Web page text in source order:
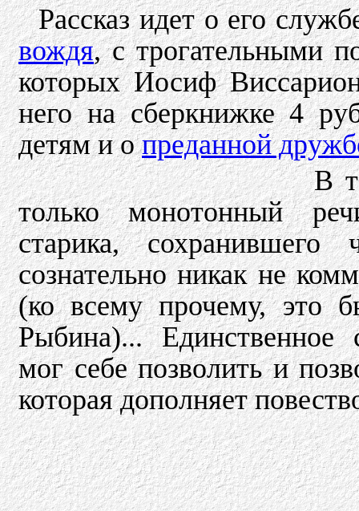
Рассказ идет о его
вождя, с трогательными
которых Иосиф
него на сберкнижке 4
детям и опреданной
В
только монотонный
старика, сохранившего
сознательно никак не
(ко всему прочему, это
Рыбина)... Единственное
мог себе позволить и
которая дополняет